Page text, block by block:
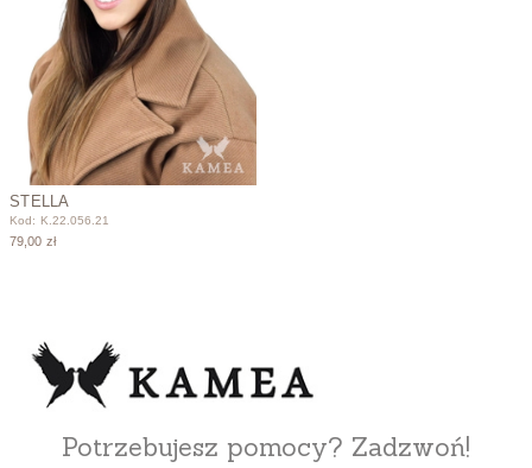
STELLA
Kod: K.22.056.21
79,00 zł
Potrzebujesz pomocy? Zadzwoń!